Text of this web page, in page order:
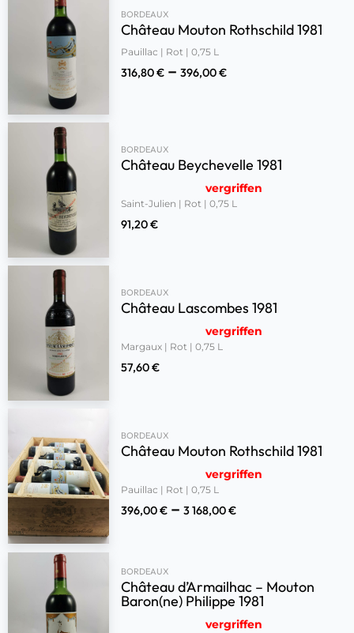
BORDEAUX
Château Mouton Rothschild 1981
Pauillac | Rot | 0,75 L
316,80€ –396,00€
BORDEAUX
Château Beychevelle 1981
vergriffen
Saint-Julien | Rot | 0,75 L
91,20€
BORDEAUX
Château Lascombes 1981
vergriffen
Margaux | Rot | 0,75 L
57,60€
BORDEAUX
Château Mouton Rothschild 1981
vergriffen
Pauillac | Rot | 0,75 L
396,00€ –3 168,00€
BORDEAUX
Château d’Armailhac – Mouton
Baron(ne) Philippe 1981
vergriffen